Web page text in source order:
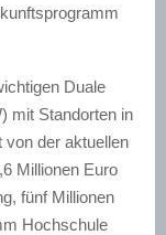
Duale
mit Standorten in
von der aktuellen
Millionen Euro
fünf Millionen
Hochschule